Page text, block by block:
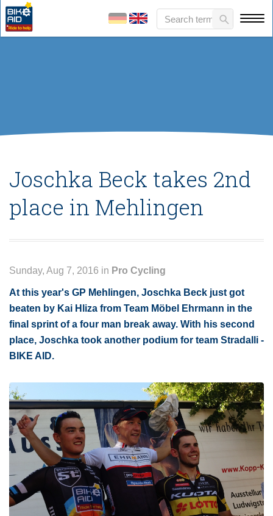
Joschka Beck takes 2nd
place in Mehlingen
Sunday, Aug 7, 2016 in Pro Cycling
At this year's GP Mehlingen, Joschka Beck just got
beaten by Kai Hliza from Team Möbel Ehrmann in the
final sprint of a four man break away. With his second
place, Joschka took another podium for team Stradalli -
BIKE AID.